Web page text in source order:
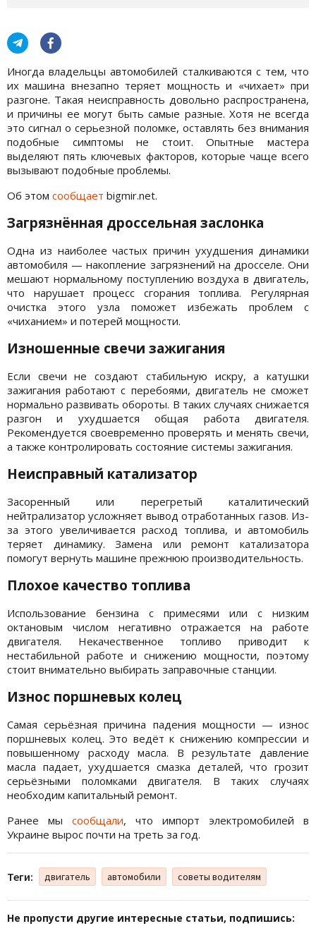
Иногда владельцы автомобилей сталкиваются с тем, что
их машина внезапно теряет мощность и «чихает» при
разгоне. Такая неисправность довольно распространена,
и причины ее могут быть самые разные. Хотя не всегда
это сигнал о серьезной поломке, оставлять без внимания
подобные симптомы не стоит. Опытные мастера
выделяют пять ключевых факторов, которые чаще всего
вызывают подобные проблемы.
Об этом сообщает bigmir.net.
Загрязнённая дроссельная заслонка
Одна из наиболее частых причин ухудшения динамики
автомобиля — накопление загрязнений на дросселе. Они
мешают нормальному поступлению воздуха в двигатель,
что нарушает процесс сгорания топлива. Регулярная
очистка этого узла поможет избежать проблем с
«чиханием» и потерей мощности.
Изношенные свечи зажигания
Если свечи не создают стабильную искру, а катушки
зажигания работают с перебоями, двигатель не сможет
нормально развивать обороты. В таких случаях снижается
разгон и ухудшается общая работа двигателя.
Рекомендуется своевременно проверять и менять свечи,
а также контролировать состояние системы зажигания.
Неисправный катализатор
Засоренный или перегретый каталитический
нейтрализатор усложняет вывод отработанных газов. Из-
за этого увеличивается расход топлива, и автомобиль
теряет динамику. Замена или ремонт катализатора
помогут вернуть машине прежнюю производительность.
Плохое качество топлива
Использование бензина с примесями или с низким
октановым числом негативно отражается на работе
двигателя. Некачественное топливо приводит к
нестабильной работе и снижению мощности, поэтому
стоит внимательно выбирать заправочные станции.
Износ поршневых колец
Самая серьёзная причина падения мощности — износ
поршневых колец. Это ведёт к снижению компрессии и
повышенному расходу масла. В результате давление
масла падает, ухудшается смазка деталей, что грозит
серьёзными поломками двигателя. В таких случаях
необходим капитальный ремонт.
Ранее мы сообщали, что импорт электромобилей в
Украине вырос почти на треть за год.
Теги: двигатель автомобили советы водителям
Не пропусти другие интересные статьи, подпишись: